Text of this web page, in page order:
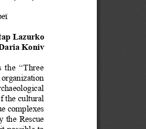
Lazurko
Koniv
the “Three
organization
the cultural
complexes
the  Rescue